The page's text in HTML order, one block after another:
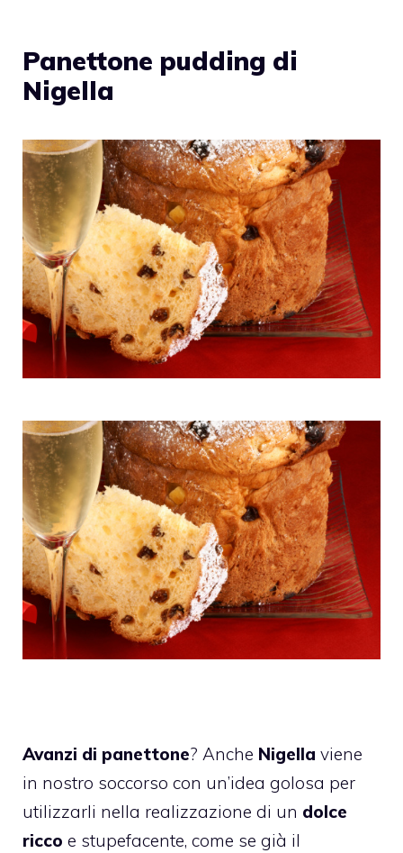
Panettone pudding di
Nigella
Avanzi di panettone? Anche Nigella viene
in nostro soccorso con un’idea golosa per
utilizzarli nella realizzazione di un dolce
ricco e stupefacente, come se già il